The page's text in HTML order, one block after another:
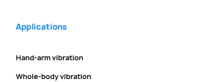
Applications
Hand-arm vibration
Whole-body vibration